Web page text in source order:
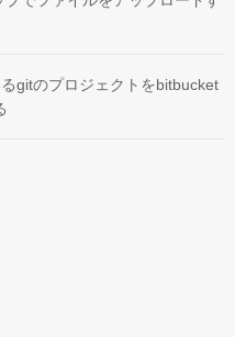
gitのプロジェクトをbitbucket